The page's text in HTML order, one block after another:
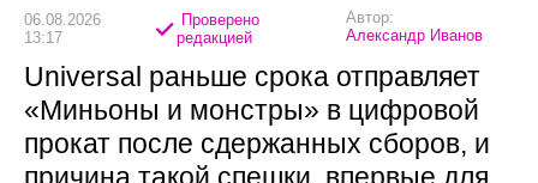
06.08.2026
13:17
Проверено
редакцией
Автор:
Александр Иванов
Universal раньше срока отправляет
«Миньоны и монстры» в цифровой
прокат после сдержанных сборов, и